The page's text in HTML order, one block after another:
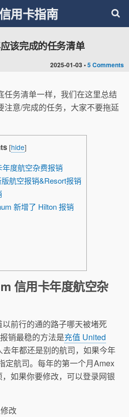
用卡指南
2025-01-03 •5 Comments
该完成的任务清单
任务清单一样，我们在这里总结
注意/完成的任务，大家不要拖延
[hide]
度航空杂费报销
航空报销&Resort报销
新增了 Hilton 报销
信用卡年度航空杂
前行的通的路子哪天被堵死
销最稳的方法是充值 United
去年都还是别的航司，如果今年
定航司。每年的第一个月Amex
如果你要修改，可以登录网银
改